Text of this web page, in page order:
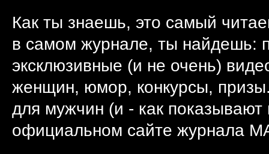
Как ты знаешь, это самый
в самом журнале, ты найдешь:
эксклюзивные (и не очень)
женщин, юмор, конкурсы,
для мужчин (и - как
официальном сайте журнала